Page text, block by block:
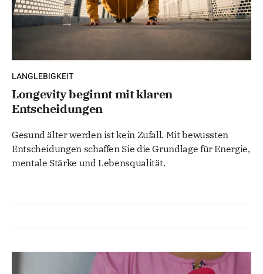
LANGLEBIGKEIT
Longevity beginnt mit klaren
Entscheidungen
Gesund älter werden ist kein Zufall. Mit bewussten
Entscheidungen schaffen Sie die Grundlage für Energie,
mentale Stärke und Lebensqualität.